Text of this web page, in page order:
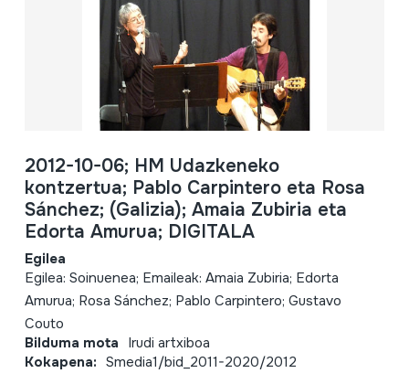
2012-10-06; HM Udazkeneko
kontzertua; Pablo Carpintero eta Rosa
Sánchez; (Galizia); Amaia Zubiria eta
Edorta Amurua; DIGITALA
Egilea
Egilea: Soinuenea; Emaileak: Amaia Zubiria; Edorta
Amurua; Rosa Sánchez; Pablo Carpintero; Gustavo
Couto
Bilduma mota Irudi artxiboa
Kokapena: Smedia1/bid_2011-2020/2012